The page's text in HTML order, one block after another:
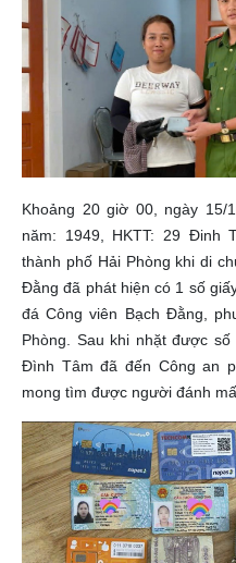
Khoảng 20 giờ 00, ngày 15/
năm: 1949, HKTT: 29 Đinh
thành phố Hải Phòng khi di
Đằng đã phát hiện có 1 số
đá Công viên Bạch Đằng,
Phòng. Sau khi nhặt được
Đình Tâm đã đến Công an
mong tìm được người đánh